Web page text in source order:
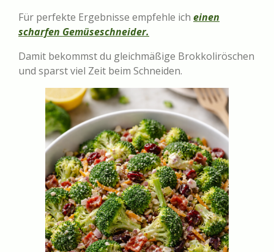
Für perfekte Ergebnisse empfehle ich einen
scharfen Gemüseschneider.
Damit bekommst du gleichmäßige Brokkoliröschen
und sparst viel Zeit beim Schneiden.